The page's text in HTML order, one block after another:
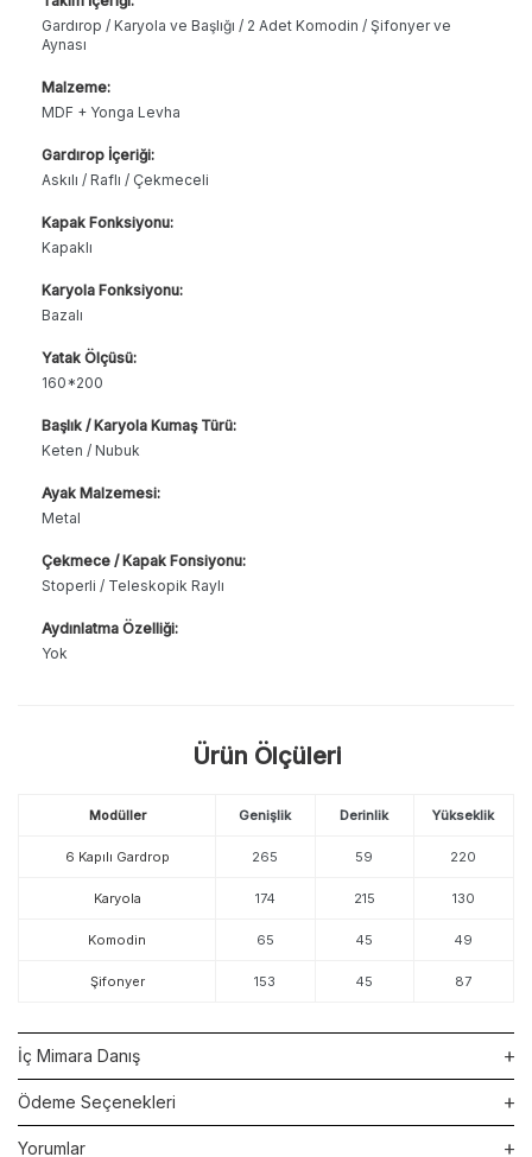
Gardırop / Karyola ve Başlığı / 2 Adet Komodin / Şifonyer ve
Aynası
Malzeme:
MDF + Yonga Levha
Gardırop İçeriği:
Askılı / Raflı / Çekmeceli
Kapak Fonksiyonu:
Kapaklı
Karyola Fonksiyonu:
Bazalı
Yatak Ölçüsü:
160*200
Başlık / Karyola Kumaş Türü:
Keten / Nubuk
Ayak Malzemesi:
Metal
Çekmece / Kapak Fonsiyonu:
Stoperli / Teleskopik Raylı
Aydınlatma Özelliği:
Yok
Ürün Ölçüleri
Modüller Genişlik Derinlik Yükseklik
6 Kapılı Gardrop 265 59 220
Karyola 174 215 130
Komodin 65 45 49
Şifonyer 153 45 87
İç Mimara Danış
Ödeme Seçenekleri
Yorumlar